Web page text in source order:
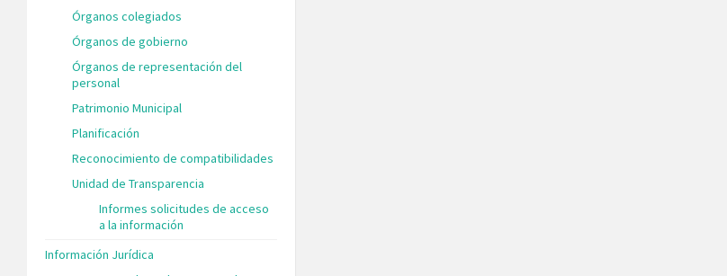
Órganos colegiados
Órganos de gobierno
Órganos de representación del
personal
Patrimonio Municipal
Planificación
Reconocimiento de compatibilidades
Unidad de Transparencia
Informes solicitudes de acceso
a la información
Información Jurídica